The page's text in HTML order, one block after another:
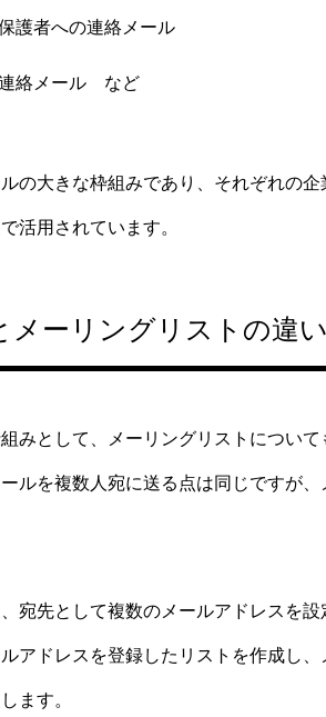
護者への連絡メール
絡メール など
の大きな枠組みであり、それぞれの企
活用されています。
メーリングリストの違い
みとして、メーリングリストについて
ルを複数人宛に送る点は同じですが
宛先として複数のメールアドレスを設
アドレスを登録したリストを作成し
ます。